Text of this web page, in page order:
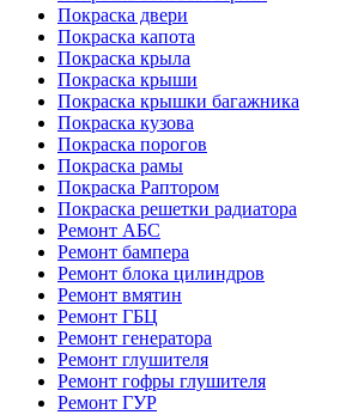
Покраска двери
Покраска капота
Покраска крыла
Покраска крыши
Покраска крышки багажника
Покраска кузова
Покраска порогов
Покраска рамы
Покраска Раптором
Покраска решетки радиатора
Ремонт АБС
Ремонт бампера
Ремонт блока цилиндров
Ремонт вмятин
Ремонт ГБЦ
Ремонт генератора
Ремонт глушителя
Ремонт гофры глушителя
Ремонт ГУР